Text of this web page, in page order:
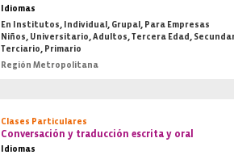
Idiomas
En Institutos, Individual, Grupal, Para Empresas
Niños, Universitario, Adultos, Tercera Edad,
Terciario, Primario
Región Metropolitana
Clases Particulares
Conversación y traducción escrita y oral
Idiomas